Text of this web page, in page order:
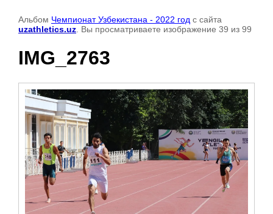
Альбом Чемпионат Узбекистана - 2022 год с сайта
uzathletics.uz . Вы просматриваете изображение 39 из 99
IMG_2763